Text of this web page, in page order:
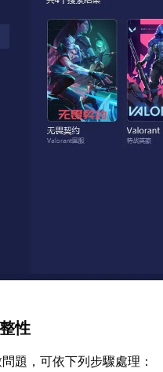
性
題，可依下列步驟處理：